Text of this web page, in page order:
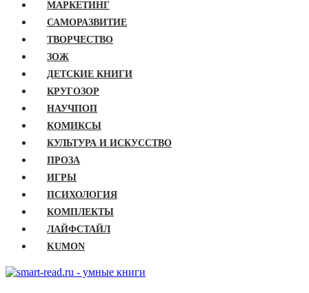
МАРКЕТИНГ
САМОРАЗВИТИЕ
ТВОРЧЕСТВО
ЗОЖ
ДЕТСКИЕ КНИГИ
КРУГОЗОР
НАУЧПОП
КОМИКСЫ
КУЛЬТУРА И ИСКУССТВО
ПРОЗА
ИГРЫ
ПСИХОЛОГИЯ
КОМПЛЕКТЫ
ЛАЙФСТАЙЛ
KUMON